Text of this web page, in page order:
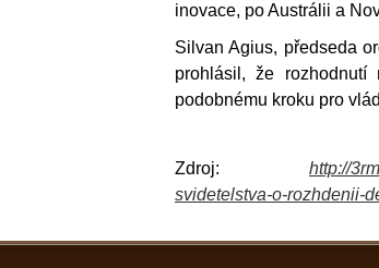
inovace, po Austrálii a
Silvan Agius, předseda
prohlásil, že rozhodnutí
podobnému kroku pro
Zdroj: http://
svidetelstva-o-rozhdenii-